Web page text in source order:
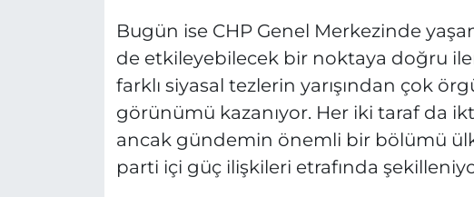
Bugün ise CHP Genel Merkezinde
de etkileyebilecek bir noktaya doğru
farklı siyasal tezlerin yarışından çok
görünümü kazanıyor. Her iki taraf da
ancak gündemin önemli bir bölümü
parti içi güç ilişkileri etrafında